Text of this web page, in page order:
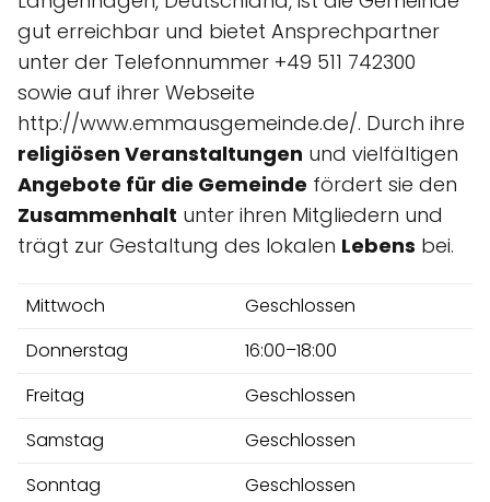
gut erreichbar und bietet Ansprechpartner
unter der Telefonnummer +49 511 742300
sowie auf ihrer Webseite
http://www.emmausgemeinde.de/. Durch ihre
religiösen Veranstaltungen und vielfältigen
Angebote für die Gemeinde fördert sie den
Zusammenhalt unter ihren Mitgliedern und
trägt zur Gestaltung des lokalen Lebens bei.
Mittwoch
Geschlossen
Donnerstag
16:00–18:00
Freitag
Geschlossen
Samstag
Geschlossen
Sonntag
Geschlossen